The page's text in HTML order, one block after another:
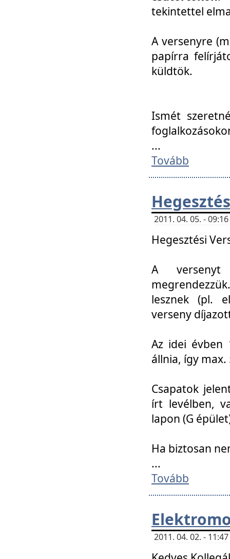
tekintettel
A versenyre
papírra
küldtök.
Ismét
...
Tovább
2011. 04. 05. -
Hegesztési
A versenyt
lesznek (pl.
verseny
Az idei évben
állnia, így
Csapatok
írt levélben,
lapon (G
Ha biztosan
...
Tovább
2011. 04. 02. -